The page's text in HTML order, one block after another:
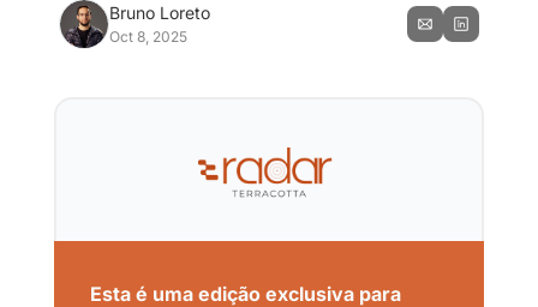
Bruno Loreto
Oct 8, 2025
Esta é uma edição exclusiva para